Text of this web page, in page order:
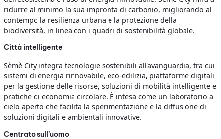
ridurre al minimo la sua impronta di carbonio, migliorando al
contempo la resilienza urbana e la protezione della
biodiversità, in linea con i quadri di sostenibilità globale.
Città intelligente
Sèmè City integra tecnologie sostenibili all’avanguardia, tra cui
sistemi di energia rinnovabile, eco-edilizia, piattaforme digitali
per la gestione delle risorse, soluzioni di mobilità intelligente e
pratiche di economia circolare. È intesa come un laboratorio a
cielo aperto che facilita la sperimentazione e la diffusione di
soluzioni digitali e ambientali innovative.
Centrato sull’uomo